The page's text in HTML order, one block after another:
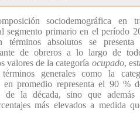
sociodemográfica en
segmento primario en el período
absolutos se presenta
de obreros a lo largo de
valores de la categoría ocupado,
generales como la
en promedio representa el 90 %
la década, sino que además
más elevados a medida